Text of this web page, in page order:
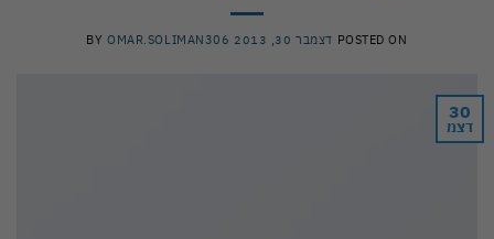
POSTED ON דצמבר 30, 2013 BYOMAR.SOLIMAN306
30
דצמ